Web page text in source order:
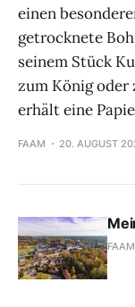
einen
getrocknete
seinem Stück
zum König oder
erhält eine
FAAM 20. AUGUST
FAAM